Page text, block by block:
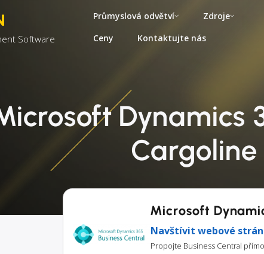
Software
Průmyslová odvětví
Zdroje
Ceny
Kontaktujte nás
Dynamics
Cargoline
Microsoft
Navštívit webové
Propojte Business Central